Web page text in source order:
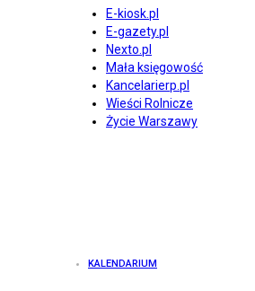
E-kiosk.pl
E-gazety.pl
Nexto.pl
Mała księgowość
Kancelarierp.pl
Wieści Rolnicze
Życie Warszawy
KALENDARIUM